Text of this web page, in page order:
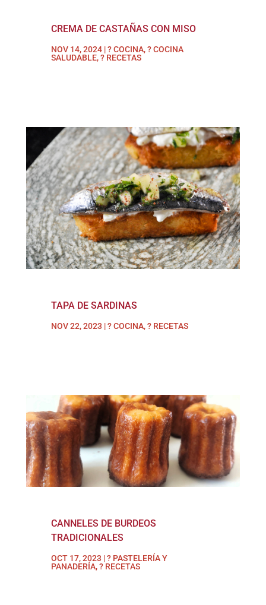
CREMA DE CASTAÑAS CON MISO
NOV 14, 2024 |? COCINA,? COCINA
SALUDABLE,? RECETAS
TAPA DE SARDINAS
NOV 22, 2023 |? COCINA,? RECETAS
CANNELES DE BURDEOS
TRADICIONALES
OCT 17, 2023 |? PASTELERÍA Y
PANADERÍA,? RECETAS